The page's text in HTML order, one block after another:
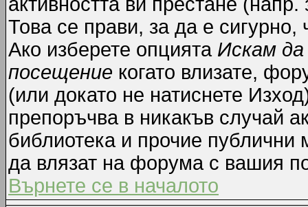
Това се прави, за да е
Ако изберете опцията Искам
посещение когато влизате,
(или докато не натиснете
препоръчва в никакъв случай
библиотека и прочие публични
да влязат на форума с вашия
Върнете се в началото